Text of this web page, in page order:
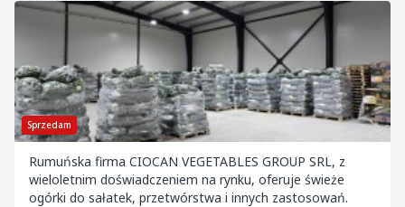
Sprzedam
Rumuńska firma CIOCAN VEGETABLES GROUP SRL, z
wieloletnim doświadczeniem na rynku, oferuje świeże
ogórki do sałatek, przetwórstwa i innych zastosowań.